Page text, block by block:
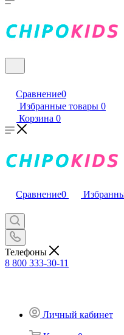
Сравнение0
Избранные товары 0
Корзина 0
Сравнение0
Телефоны
8 800 333-30-11
Личный кабинет